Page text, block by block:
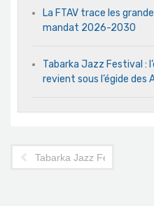
La FTAV trace les
mandat 2026-2030
Tabarka Jazz Festival :
revient sous l’égide des
Tabarka Jazz Festival :